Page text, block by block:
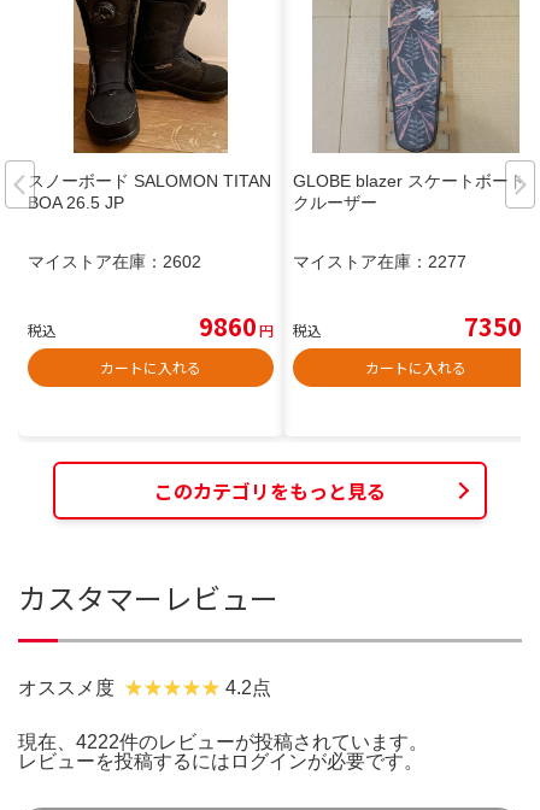
スノーボード SALOMON TITAN
BOA 26.5 JP
マイストア在庫： 2602
税込 9860円
カートに入れる
GLOBE blazer スケートボード
クルーザー
マイストア在庫： 2277
税込 7350
カートに入れる
このカテゴリをもっと見る
カスタマーレビュー
オススメ度 4.2点
現在、4222件のレビューが投稿されています。
レビューを投稿するには ログインが必要です。